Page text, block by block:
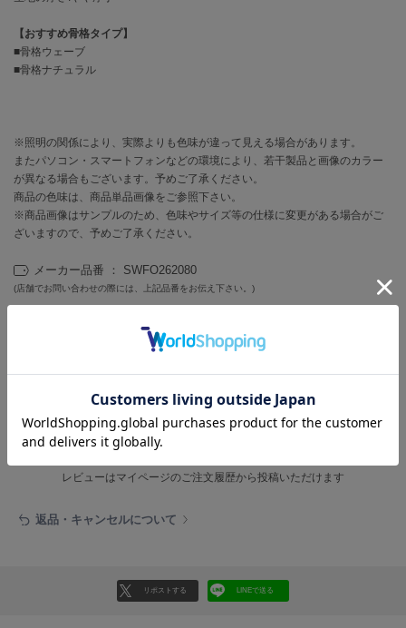
EIMY ISTOIRE
emmi
エミ
emmi yoga
エミヨガ
ETRÉ TOKYO
エトレトウキョウ
アイ
フレイアイディー
FURFUR
GELATO PIQUE CAT&DOG
ジェラート ピケ キャットアンドドッグ
【おすすめ骨格タイプ】
■骨格ウェーブ
■骨格ナチュラル
※照明の関係により、実際よりも色味が違って見える場合があります。
またパソコン・スマートフォンなどの環境により、若干製品と画像のカラー
が異なる場合もございます。予めご了承ください。
商品の色味は、商品単品画像をご参照下さい。
※商品画像はサンプルのため、色味やサイズ等の仕様に変更がある場合がご
ざいますので、予めご了承ください。
メーカー品番 ： SWFO262080
(店舗でお問い合わせの際には、上記品番をお伝え下さい。)
ワンピース/ドレス
SNIDELワンピース/ドレス> SNIDELドレス
レビューはマイページのご注文履歴から投稿いただけます
返品・キャンセルについて
リポストする LINEで送る